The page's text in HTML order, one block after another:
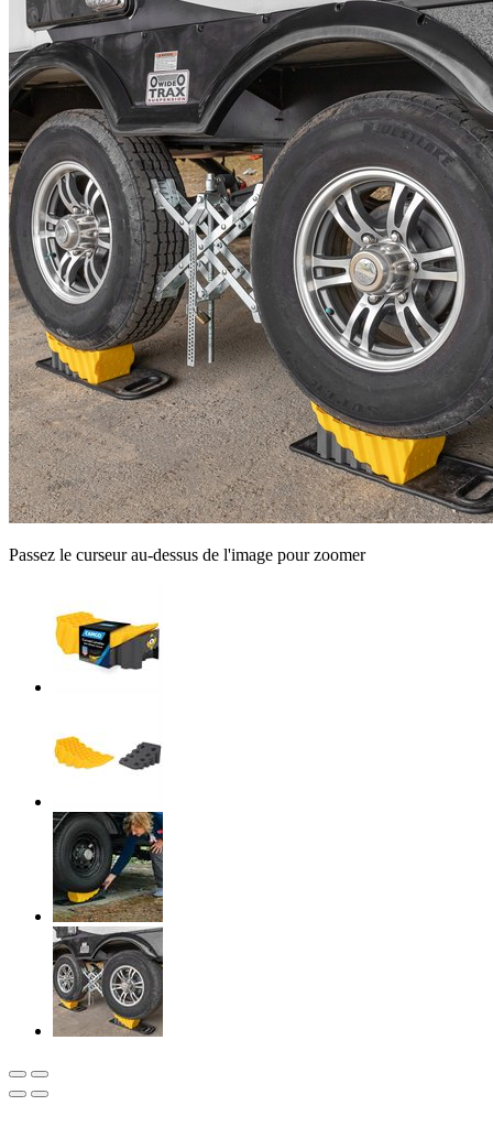
Passez le curseur au-dessus de l'image pour zoomer